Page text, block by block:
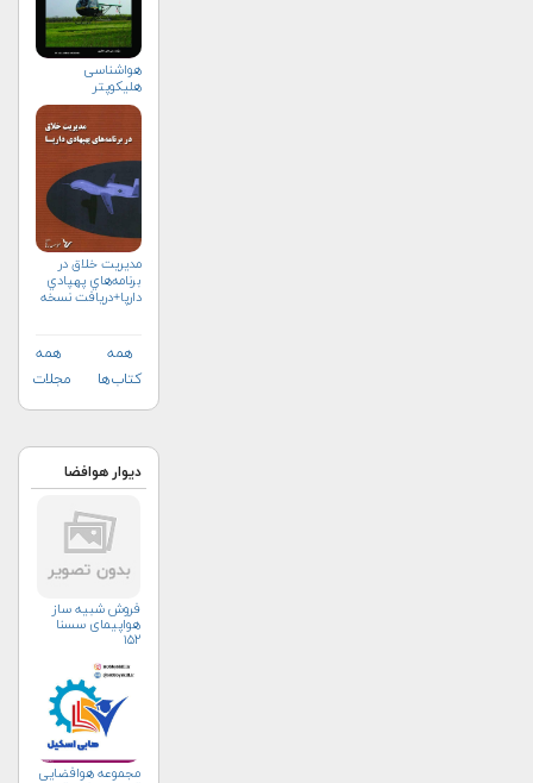
هواشناسی
هلیكوپتر
مديريت خلاق در
برنامه‌هاي پهپادي
دارپا+دریافت نسخه‌
همه
کتاب‌ها
همه
مجلات
دیوار هوافضا
فروش شبیه ساز
هواپیمای سسنا
۱۵۲
مجموعه هوافضایی